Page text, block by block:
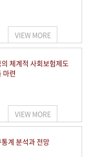
VIEW MORE
체계적 사회보험제도
마련
VIEW MORE
계 분석과 전망